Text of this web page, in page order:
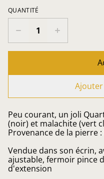
QUANTITÉ
Peu courant, un joli
(noir) et malachite (vert
Provenance de la pierre
Vendue dans son écrin,
ajustable, fermoir pince
d'extension